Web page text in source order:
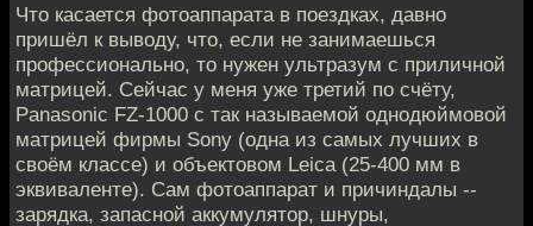
Что касается фотоаппарата в поездках, давно
пришёл к выводу, что, если не занимаешься
профессионально, то нужен ультразум с приличной
матрицей. Сейчас у меня уже третий по счёту,
Panasonic FZ-1000 с так называемой однодюймовой
матрицей фирмы Sony (одна из самых лучших в
своём классе) и объектовом Leica (25-400 мм в
эквиваленте). Сам фотоаппарат и причиндалы --
зарядка, запасной аккумулятор, шнуры,